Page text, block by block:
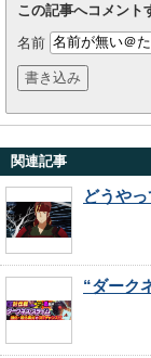
この記事へコメント
名前
関連記事
どうや
“ダーク